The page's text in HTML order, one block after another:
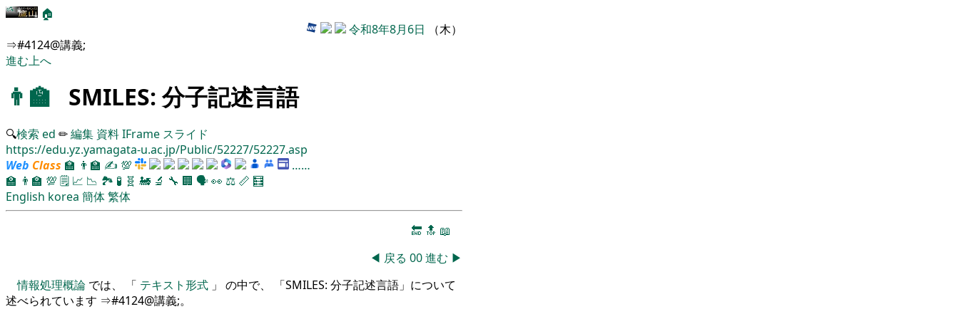
🏠
令和8年8月6日 （木）
⇒#4124@講義;
進む上へ
👨‍🏫 SMILES: 分子記述言語
🔍検索 ed ✏編集 資料IFrame スライド
https://edu.yz.yamagata-u.ac.jp/Public/52227/52227.asp
Web Class 🏫 👨‍🏫 ✍ 💯
……
🏫 👨‍🏫 💯 🗒️ 📈 📉 🏞 🧪 🧬 🚂 🔬 🔧 🏢 🗣️👀 ⚖️ 📏 🧮
English korea 簡体繁体
🔚 🔝 📖
◀ 戻る 00進む ▶
情報処理概論 では、 「 テキスト形式 」 の中で、 「SMILES: 分子記述言語」について
述べられています ⇒#4124@講義;。